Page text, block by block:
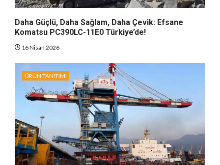
Daha Güçlü, Daha Sağlam, Daha Çevik: Efsane
Komatsu PC390LC-11E0 Türkiye’de!
16 Nisan 2026
ÜRÜN TANITIMI